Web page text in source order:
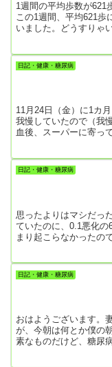
1週間の平均歩数が621
この1週間、平均621歩
いました。どうすりゃ
と、運動もよくできる
す。そんな時は定期の
のですが・・・。この
日記・健康・糖尿病
11月24日（金）に1カ
我慢していたので（我
血後、スーパーに寄っ
ました。「旨い」丸ご
を1個だけにするぞと
局、採血が終わった
日記・健康・糖尿病
思ったよりはマシだっ
ていたのに、0.1悪化
まり起こらなかったの
で、0.1ポイントの悪
もよく褒めてくれた。
るらしい。今朝は朝
日記・健康・糖尿病
おはようございます。
が、今朝は何とか僕の
素なものだけど、糖尿